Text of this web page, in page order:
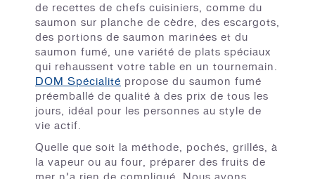
de recettes de chefs cuisiniers, comme du
saumon sur planche de cèdre, des escargots,
des portions de saumon marinées et du
saumon fumé, une variété de plats spéciaux
qui rehaussent votre table en un tournemain.
DOM Spécialité propose du saumon fumé
préemballé de qualité à des prix de tous les
jours, idéal pour les personnes au style de
vie actif.
Quelle que soit la méthode, pochés, grillés, à
la vapeur ou au four, préparer des fruits de